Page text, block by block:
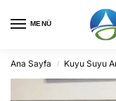
MENÜ
Ana Sayfa / Kuyu Suyu